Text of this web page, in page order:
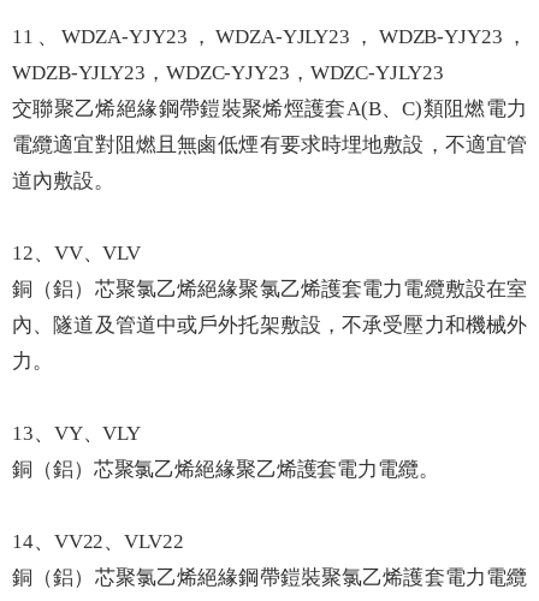
11、WDZA-YJY23，WDZA-YJLY23，WDZB-YJY23，
WDZB-YJLY23，WDZC-YJY23，WDZC-YJLY23
交聯聚乙烯絕緣鋼帶鎧裝聚烯烴護套A(B、C)類阻燃電力
電纜適宜對阻燃且無鹵低煙有要求時埋地敷設，不適宜管
道內敷設。
12、VV、VLV
銅（鋁）芯聚氯乙烯絕緣聚氯乙烯護套電力電纜敷設在室
內、隧道及管道中或戶外托架敷設，不承受壓力和機械外
力。
13、VY、VLY
銅（鋁）芯聚氯乙烯絕緣聚乙烯護套電力電纜。
14、VV22、VLV22
銅（鋁）芯聚氯乙烯絕緣鋼帶鎧裝聚氯乙烯護套電力電纜